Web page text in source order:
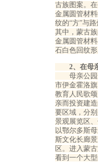
古族图案。
金属圆管材
纹的“方”与
其中，蒙古
金属圆管材
石白色回纹形
2、在母
母亲公园
市伊金霍洛
教育人民歌
亲而投资建
要区域，分
景观展览区
以鄂尔多斯
斯文化长廊
区。进入蒙
看到一个大